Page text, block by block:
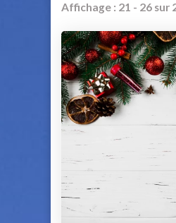
Affichage : 21 - 26 sur